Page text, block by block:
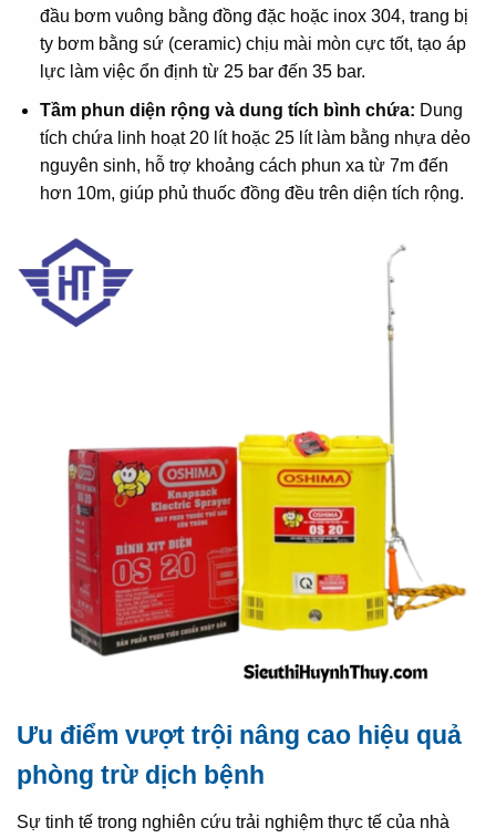
đầu bơm vuông bằng đồng đặc hoặc inox 304, trang bị
ty bơm bằng sứ (ceramic) chịu mài mòn cực tốt, tạo áp
lực làm việc ổn định từ 25 bar đến 35 bar.
Tầm phun diện rộng và dung tích bình chứa: Dung
tích chứa linh hoạt 20 lít hoặc 25 lít làm bằng nhựa dẻo
nguyên sinh, hỗ trợ khoảng cách phun xa từ 7m đến
hơn 10m, giúp phủ thuốc đồng đều trên diện tích rộng.
Ưu điểm vượt trội nâng cao hiệu quả
phòng trừ dịch bệnh
Sự tinh tế trong nghiên cứu trải nghiệm thực tế của nhà